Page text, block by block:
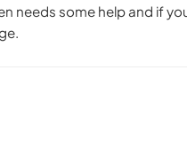
needs some help and if